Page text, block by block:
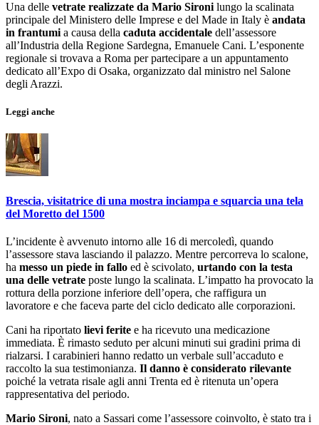
Una delle vetrate realizzate da Mario Sironi lungo la scalinata
principale del Ministero delle Imprese e del Made in Italy è andata
in frantumi a causa della caduta accidentale dell’assessore
all’Industria della Regione Sardegna, Emanuele Cani. L’esponente
regionale si trovava a Roma per partecipare a un appuntamento
dedicato all’Expo di Osaka, organizzato dal ministro nel Salone
degli Arazzi.
Leggi anche
Brescia, visitatrice di una mostra inciampa e squarcia una tela
del Moretto del 1500
L’incidente è avvenuto intorno alle 16 di mercoledì, quando
l’assessore stava lasciando il palazzo. Mentre percorreva lo scalone,
ha messo un piede in fallo ed è scivolato, urtando con la testa
una delle vetrate poste lungo la scalinata. L’impatto ha provocato la
rottura della porzione inferiore dell’opera, che raffigura un
lavoratore e che faceva parte del ciclo dedicato alle corporazioni.
Cani ha riportato lievi ferite e ha ricevuto una medicazione
immediata. È rimasto seduto per alcuni minuti sui gradini prima di
rialzarsi. I carabinieri hanno redatto un verbale sull’accaduto e
raccolto la sua testimonianza. Il danno è considerato rilevante
poiché la vetrata risale agli anni Trenta ed è ritenuta un’opera
rappresentativa del periodo.
Mario Sironi, nato a Sassari come l’assessore coinvolto, è stato tra i